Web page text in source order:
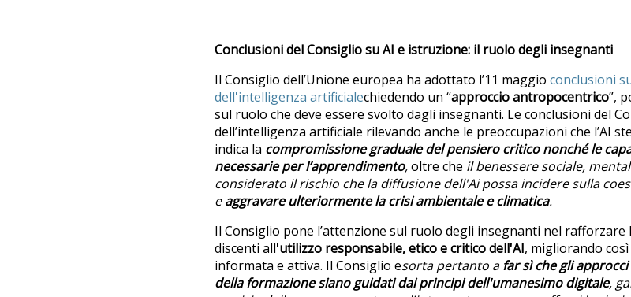
Conclusioni del Consiglio su AI e istruzione: il ruolo degli insegnanti
Il Consiglio dell’Unione europea ha adottato l’11 maggio conclusioni
dell'intelligenza artificialechiedendo un “approccio antropocentrico”,
sul ruolo che deve essere svolto dagli insegnanti. Le conclusioni del
dell’intelligenza artificiale rilevando anche le preoccupazioni che l’AI
indica la compromissione graduale del pensiero critico nonchéle
necessarie per l’apprendimento,oltre che il benessere sociale,
considerato il rischio che la diffusione dell'Ai possa incidere sulla
eaggravare ulteriormente la crisi ambientale e climatica.
Il Consiglio pone l’attenzione sul ruolo degli insegnanti nel
discenti all'utilizzo responsabile, etico e critico dell'AI, migliorando
informata e attiva. Il Consiglio esorta pertanto afar sìchegli
della formazione siano guidati dai principi dell'umanesimo digitale,